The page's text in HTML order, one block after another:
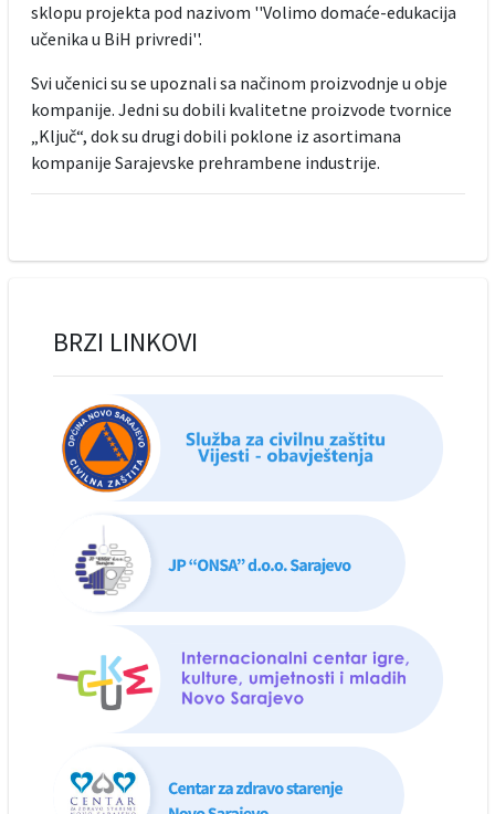
sklopu projekta pod nazivom ''Volimo domaće-edukacija
učenika u BiH privredi''.
Svi učenici su se upoznali sa načinom proizvodnje u obje
kompanije. Jedni su dobili kvalitetne proizvode tvornice
„Ključ“, dok su drugi dobili poklone iz asortimana
kompanije Sarajevske prehrambene industrije.
BRZI LINKOVI